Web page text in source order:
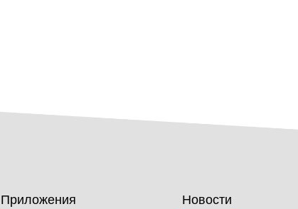
Приложения Новости